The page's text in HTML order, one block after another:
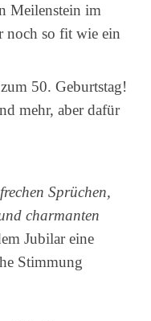
Meilenstein im
noch so fit wie ein
50. Geburtstag!
mehr, aber dafür
frechen Sprüchen,
charmanten
Jubilar eine
Stimmung